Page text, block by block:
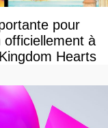
pour
officiellement à
Hearts